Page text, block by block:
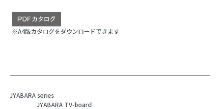
※A4版カタログをダウンロードできます
JYABARA series
JYABARA TV-board